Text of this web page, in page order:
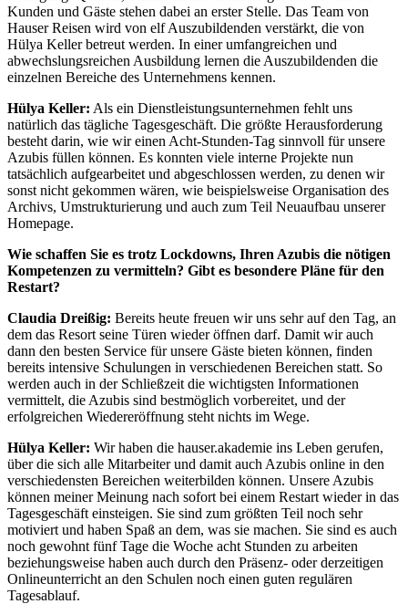
Kunden und Gäste stehen dabei an erster Stelle. Das Team von
Hauser Reisen wird von elf Auszubildenden verstärkt, die von
Hülya Keller betreut werden. In einer umfangreichen und
abwechslungsreichen Ausbildung lernen die Auszubildenden die
einzelnen Bereiche des Unternehmens kennen.
Hülya Keller: Als ein Dienstleistungsunternehmen fehlt uns
natürlich das tägliche Tagesgeschäft. Die größte Herausforderung
besteht darin, wie wir einen Acht-Stunden-Tag sinnvoll für unsere
Azubis füllen können. Es konnten viele interne Projekte nun
tatsächlich aufgearbeitet und abgeschlossen werden, zu denen wir
sonst nicht gekommen wären, wie beispielsweise Organisation des
Archivs, Umstrukturierung und auch zum Teil Neuaufbau unserer
Homepage.
Wie schaffen Sie es trotz Lockdowns, Ihren Azubis die nötigen
Kompetenzen zu vermitteln? Gibt es besondere Pläne für den
Restart?
Claudia Dreißig: Bereits heute freuen wir uns sehr auf den Tag, an
dem das Resort seine Türen wieder öffnen darf. Damit wir auch
dann den besten Service für unsere Gäste bieten können, finden
bereits intensive Schulungen in verschiedenen Bereichen statt. So
werden auch in der Schließzeit die wichtigsten Informationen
vermittelt, die Azubis sind bestmöglich vorbereitet, und der
erfolgreichen Wiedereröffnung steht nichts im Wege.
Hülya Keller: Wir haben die hauser.akademie ins Leben gerufen,
über die sich alle Mitarbeiter und damit auch Azubis online in den
verschiedensten Bereichen weiterbilden können. Unsere Azubis
können meiner Meinung nach sofort bei einem Restart wieder in das
Tagesgeschäft einsteigen. Sie sind zum größten Teil noch sehr
motiviert und haben Spaß an dem, was sie machen. Sie sind es auch
noch gewohnt fünf Tage die Woche acht Stunden zu arbeiten
beziehungsweise haben auch durch den Präsenz- oder derzeitigen
Onlineunterricht an den Schulen noch einen guten regulären
Tagesablauf.